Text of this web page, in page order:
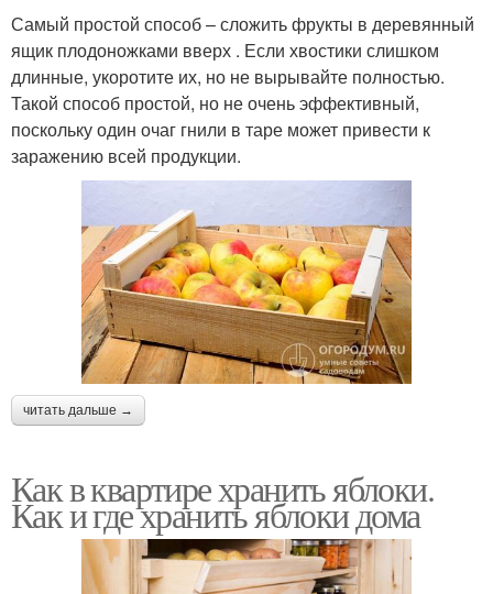
Самый простой способ – сложить фрукты в деревянный
ящик плодоножками вверх . Если хвостики слишком
длинные, укоротите их, но не вырывайте полностью.
Такой способ простой, но не очень эффективный,
поскольку один очаг гнили в таре может привести к
заражению всей продукции.
читать дальше →
Как в квартире хранить яблоки.
Как и где хранить яблоки дома